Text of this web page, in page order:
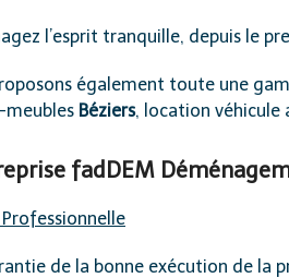
l’esprit tranquille, depuis le
également toute une
Béziers, location véhicule
fadDEM
de la bonne exécution de la